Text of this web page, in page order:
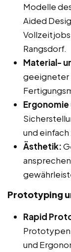
Modelle
Aided
Rangsdorf.
Material-
geeigneter
und
Ästhetik:
Prototyping
Rapid
Prototypen
und